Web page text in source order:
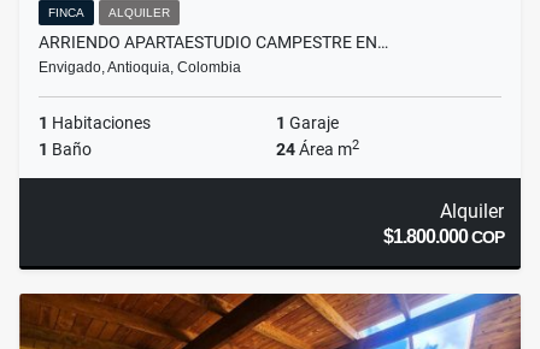
FINCA ALQUILER
ARRIENDO APARTAESTUDIO CAMPESTRE EN…
Envigado, Antioquia, Colombia
1 Habitaciones 1 Garaje
1 Baño 24Área m2
Alquiler
$1.800.000COP